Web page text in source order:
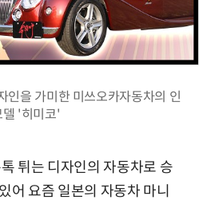
인을 가미한 미쓰오카자동차의 인
델 '히미코'
튀는 디자인의 자동차로 승
어 요즘 일본의 자동차 마니